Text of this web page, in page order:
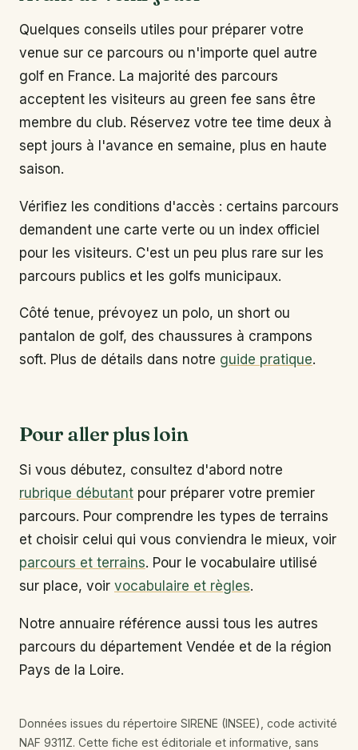
Quelques conseils utiles pour préparer votre
venue sur ce parcours ou n'importe quel autre
golf en France. La majorité des parcours
acceptent les visiteurs au green fee sans être
membre du club. Réservez votre tee time deux à
sept jours à l'avance en semaine, plus en haute
saison.
Vérifiez les conditions d'accès : certains parcours
demandent une carte verte ou un index officiel
pour les visiteurs. C'est un peu plus rare sur les
parcours publics et les golfs municipaux.
Côté tenue, prévoyez un polo, un short ou
pantalon de golf, des chaussures à crampons
soft. Plus de détails dans notre guide pratique.
Pour aller plus loin
Si vous débutez, consultez d'abord notre
rubrique débutant pour préparer votre premier
parcours. Pour comprendre les types de terrains
et choisir celui qui vous conviendra le mieux, voir
parcours et terrains. Pour le vocabulaire utilisé
sur place, voir vocabulaire et règles.
Notre annuaire référence aussi tous les autres
parcours du département Vendée et de la région
Pays de la Loire.
Données issues du répertoire SIRENE (INSEE), code activité
NAF 9311Z. Cette fiche est éditoriale et informative, sans